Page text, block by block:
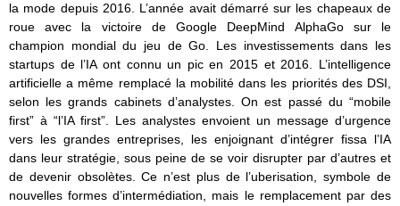
la mode depuis 2016. L’année avait démarré sur les chapeaux de
roue avec la victoire de Google DeepMind AlphaGo sur le
champion mondial du jeu de Go. Les investissements dans les
startups de l’IA ont connu un pic en 2015 et 2016. L’intelligence
artificielle a même remplacé la mobilité dans les priorités des DSI,
selon les grands cabinets d’analystes. On est passé du “mobile
first” à “l’IA first”. Les analystes envoient un message d’urgence
vers les grandes entreprises, les enjoignant d’intégrer fissa l’IA
dans leur stratégie, sous peine de se voir disrupter par d’autres et
de devenir obsolètes. Ce n’est plus de l’uberisation, symbole de
nouvelles formes d’intermédiation, mais le remplacement par des